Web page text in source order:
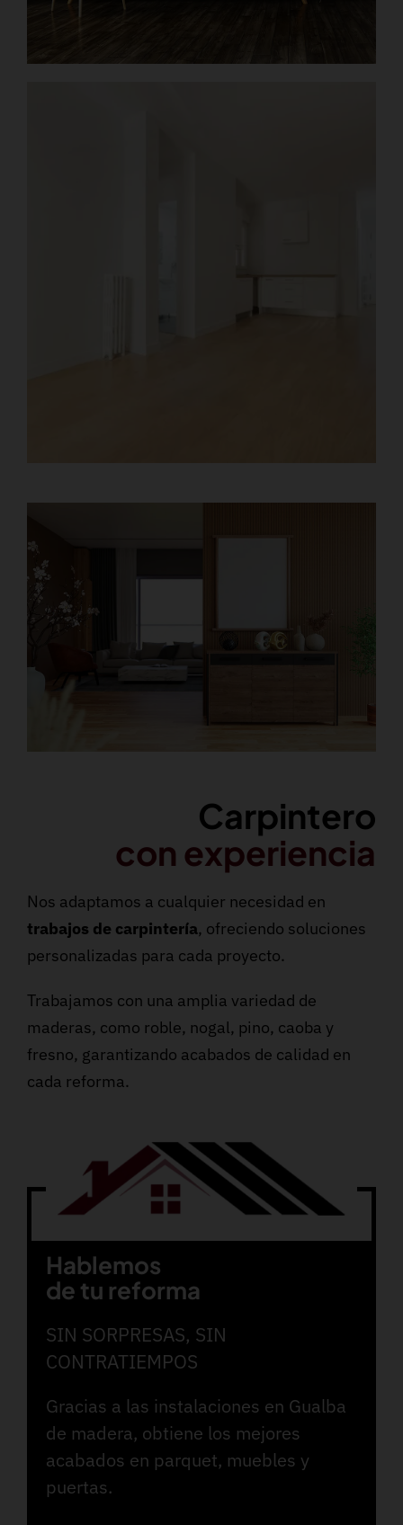
Carpintero
con experiencia
Nos adaptamos a cualquier necesidad en
trabajos de carpintería, ofreciendo soluciones
personalizadas para cada proyecto.
Trabajamos con una amplia variedad de
maderas, como roble, nogal, pino, caoba y
fresno, garantizando acabados de calidad en
cada reforma.
Hablemos
de tu reforma
SIN SORPRESAS, SIN
CONTRATIEMPOS
Gracias a las instalaciones en Gualba
de madera, obtiene los mejores
acabados en parquet, muebles y
puertas.